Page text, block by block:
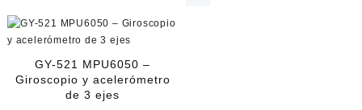
de
producto
GY-521 MPU6050 –
Giroscopio y acelerómetro
de 3 ejes